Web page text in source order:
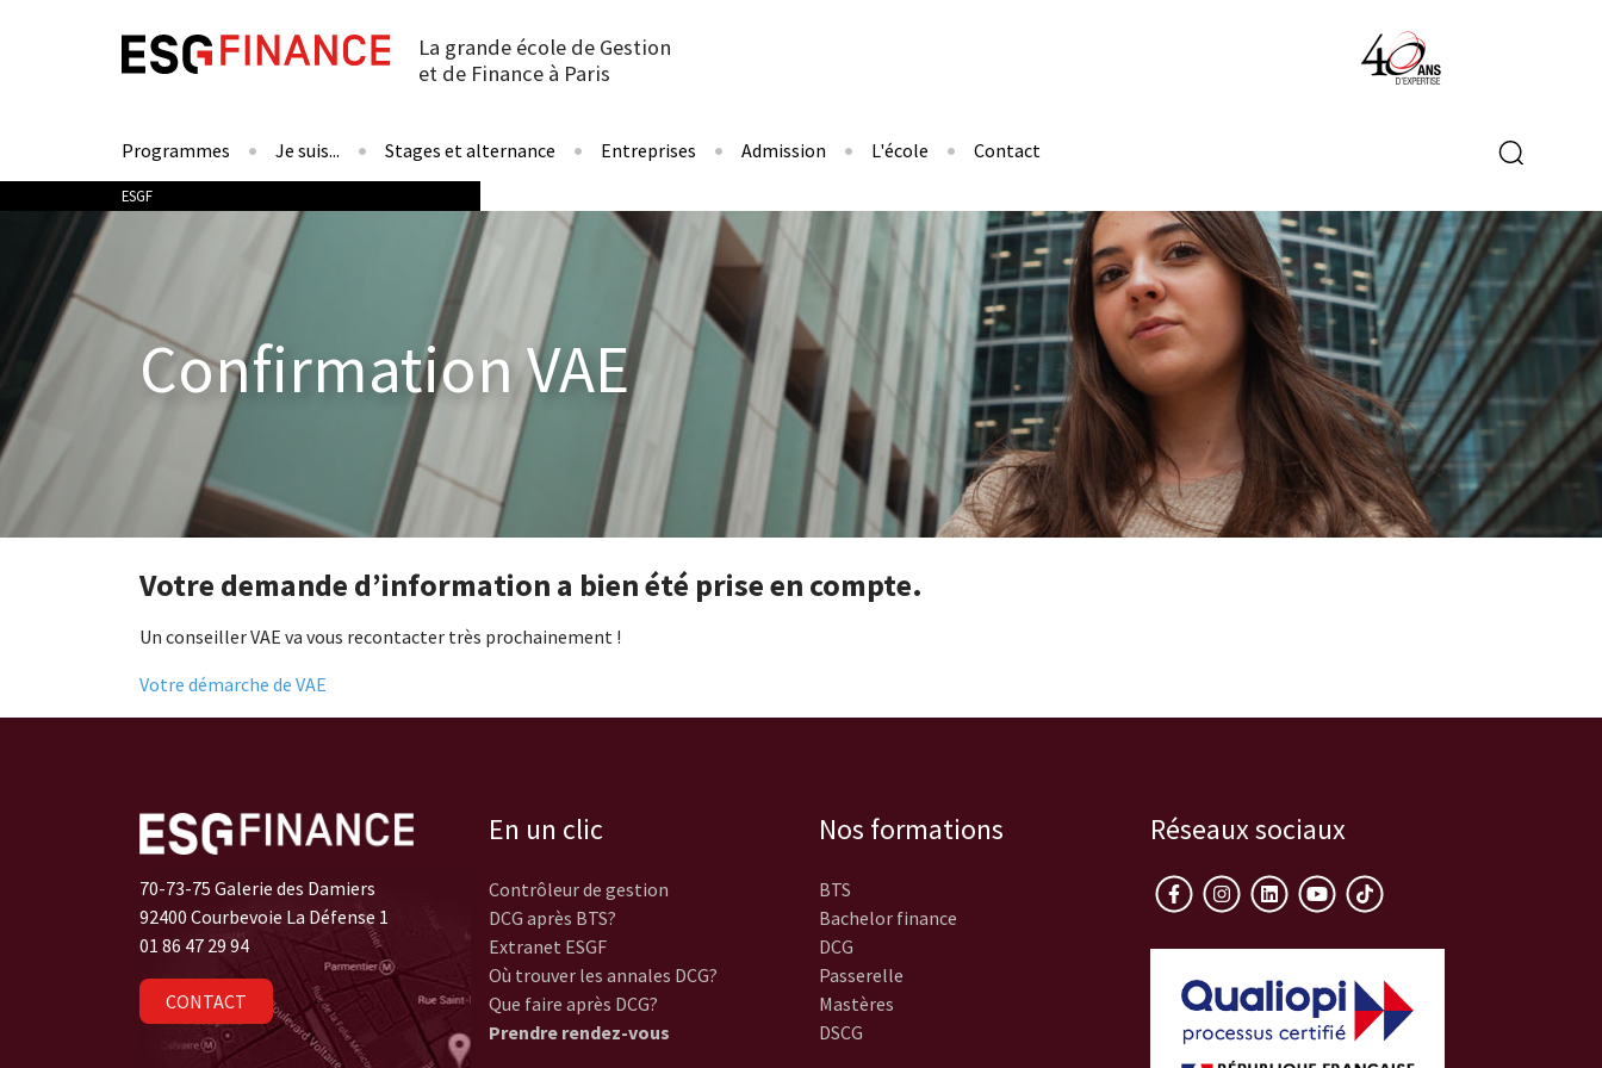
Confirmation VAE
Votre demande d’information a bien été prise en compte.
Un conseiller VAE va vous recontacter très prochainement !
Votre démarche de VAE
La grande école de Gestion
et de Finance à Paris
Programmes Je suis... Stages et alternance Entreprises Admission L'école Contact
Formulaire de recherche
Vous êtes ici
ESGF
70-73-75 Galerie des Damiers
92400 Courbevoie La Défense 1
01 86 47 29 94
CONTACT
En un clic
Contrôleur de gestion
DCG après BTS?
Extranet ESGF
Où trouver les annales DCG?
Que faire après DCG?
Prendre rendez-vous
Nos formations
BTS
Bachelor finance
DCG
Passerelle
Mastères
DSCG
Réseaux sociaux